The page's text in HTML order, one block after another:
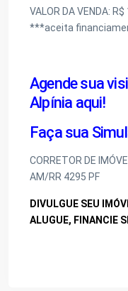
VALOR DA VENDA:
***aceita
Agende sua
Alpínia aqui!
Faça sua
CORRETOR DE
AM/RR 4295 PF
DIVULGUE SEU
ALUGUE, FINANCIE